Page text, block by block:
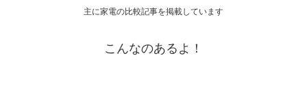
主に家電の比較記事を掲載しています
こんなのあるよ！